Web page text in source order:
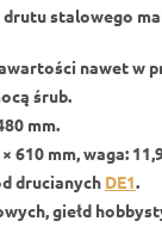
drutu stalowego
nawet w
śrub.
mm.
610 mm,waga:
drucianych DE1.
giełd